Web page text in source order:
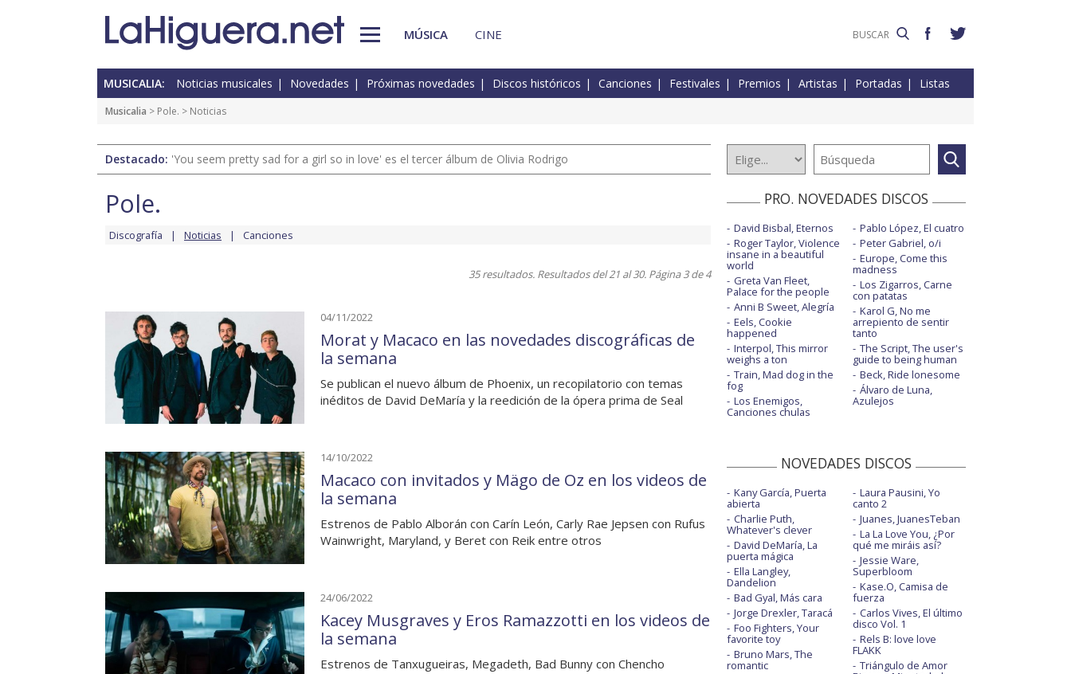
MÚSICA CINE
MUSICALIA: Noticias musicales Novedades Próximas novedades Discos históricos Canciones Festivales Premios Artistas Portadas Listas
Musicalia > Pole. > Noticias
Destacado: 'You seem pretty sad for a girl so in love' es el tercer álbum de Olivia Rodrigo
Pole.
Discografía Noticias Canciones
35 resultados. Resultados del 21 al 30. Página 3 de 4
04/11/2022
Morat y Macaco en las novedades discográficas de
la semana
Se publican el nuevo álbum de Phoenix, un recopilatorio con temas
inéditos de David DeMaría y la reedición de la ópera prima de Seal
14/10/2022
Macaco con invitados y Mägo de Oz en los videos de
la semana
Estrenos de Pablo Alborán con Carín León, Carly Rae Jepsen con Rufus
Wainwright, Maryland, y Beret con Reik entre otros
24/06/2022
Kacey Musgraves y Eros Ramazzotti en los videos de
la semana
Estrenos de Tanxugueiras, Megadeth, Bad Bunny con Chencho
PRO. NOVEDADES DISCOS
David Bisbal, Eternos
Roger Taylor, Violence
insane in a beautiful
world
Greta Van Fleet,
Palace for the people
Anni B Sweet, Alegría
Eels, Cookie
happened
Interpol, This mirror
weighs a ton
Train, Mad dog in the
fog
Los Enemigos,
Canciones chulas
Pablo López, El cuatro
Peter Gabriel, o/i
Europe, Come this
madness
Los Zigarros, Carne
con patatas
Karol G, No me
arrepiento de sentir
tanto
The Script, The user's
guide to being human
Beck, Ride lonesome
Álvaro de Luna,
Azulejos
NOVEDADES DISCOS
Kany García, Puerta
abierta
Charlie Puth,
Whatever's clever
David DeMaría, La
puerta mágica
Ella Langley,
Dandelion
Bad Gyal, Más cara
Jorge Drexler, Taracá
Foo Fighters, Your
favorite toy
Bruno Mars, The
romantic
Laura Pausini, Yo
canto 2
Juanes, JuanesTeban
La La Love You, ¿Por
qué me miráis así?
Jessie Ware,
Superbloom
Kase.O, Camisa de
fuerza
Carlos Vives, El último
disco Vol. 1
Rels B: love love
FLAKK
Triángulo de Amor